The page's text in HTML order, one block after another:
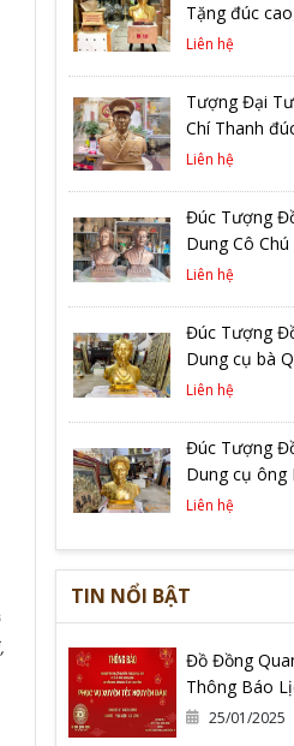
Tặng đúc
Liên hệ
Tượng Đại
Chí Thanh
Liên hệ
Đúc Tượng
Dung Cô
Tại Hà Nội
Liên hệ
Đúc Tượng
Dung cụ bà
Tâm Cao
Liên hệ
Đúc Tượng
Dung cụ ông
Chung Cao
Liên hệ
TIN NỔI BẬT
Đồ Đồng
Thông Báo
Động Tết
25/01/2025